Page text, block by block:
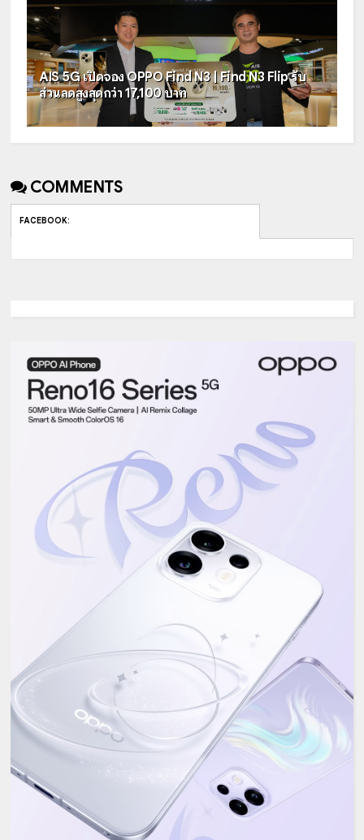
AIS 5G เปิดจอง OPPO Find N3 | Find N3 Flip รับ
ส่วนลดสูงสุดกว่า 17,100 บาท
COMMENTS
FACEBOOK: